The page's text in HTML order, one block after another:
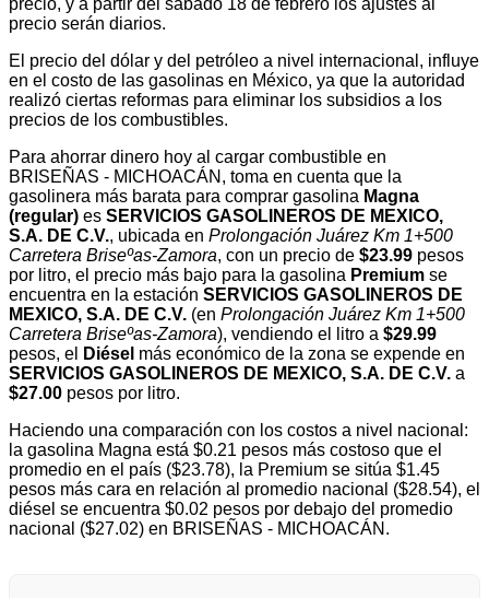
precio serán diarios.
El precio del dólar y del petróleo a nivel internacional, influye
en el costo de las gasolinas en México, ya que la autoridad
realizó ciertas reformas para eliminar los subsidios a los
precios de los combustibles.
Para ahorrar dinero hoy al cargar combustible en
BRISEÑAS - MICHOACÁN, toma en cuenta que la
gasolinera más barata para comprar gasolina Magna
(regular) es SERVICIOS GASOLINEROS DE MEXICO,
S.A. DE C.V., ubicada en Prolongación Juárez Km 1+500
Carretera Briseºas-Zamora, con un precio de $23.99 pesos
por litro, el precio más bajo para la gasolina Premium se
encuentra en la estación SERVICIOS GASOLINEROS DE
MEXICO, S.A. DE C.V. (en Prolongación Juárez Km 1+500
Carretera Briseºas-Zamora), vendiendo el litro a $29.99
pesos, el
Diésel más económico de la zona se expende en
SERVICIOS GASOLINEROS DE MEXICO, S.A. DE C.V. a
$27.00 pesos por litro.
Haciendo una comparación con los costos a nivel nacional:
la gasolina Magna está $0.21 pesos más costoso que el
promedio en el país ($23.78), la Premium se sitúa $1.45
pesos más cara en relación al promedio nacional ($28.54), el
diésel se encuentra $0.02 pesos por debajo del promedio
nacional ($27.02) en BRISEÑAS - MICHOACÁN.